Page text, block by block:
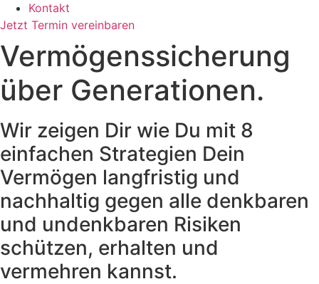
Kontakt
Jetzt Termin vereinbaren
Vermögenssicherung
über Generationen.
Wir zeigen Dir wie Du mit 8
einfachen Strategien Dein
Vermögen langfristig und
nachhaltig gegen alle denkbaren
und undenkbaren Risiken
schützen, erhalten und
vermehren kannst.